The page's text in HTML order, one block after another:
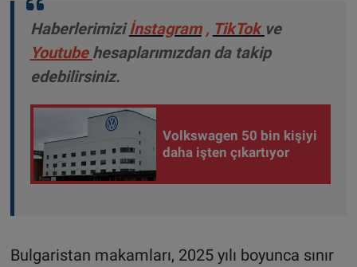
Haberlerimiziİnstagram , TikTok ve
Youtube hesaplarımızdan da takip
edebilirsiniz.
Volkswagen 50 bin kişiyi
daha işten çıkartıyor
Bulgaristan makamları, 2025 yılı boyunca sınır